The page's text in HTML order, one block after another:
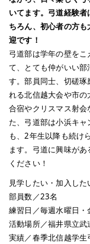
いてます。弓道経験者
ちろん、初心者の方も
迎です！
弓道部は学年の壁をこ
て、とても仲がいい部
す。部員同士、切磋
れる北信越大会や市の
合宿やクリスマス射
た、弓道部は小浜キ
も、2年生以降も続け
ます。弓道に興味が
ください！
見学したい・加入し
部員数／23名
練習日／毎週水曜日
活動場所／福井県立武
実績／春季北信越学